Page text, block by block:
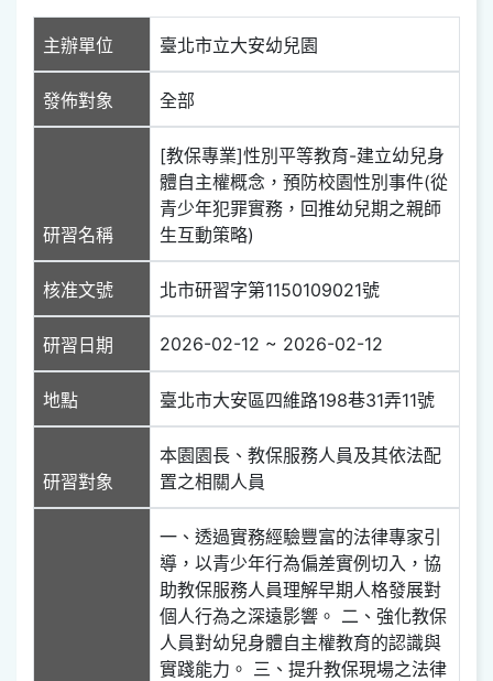
主辦單位 臺北市立大安幼兒園
發佈對象 全部
研習名稱
[教保專業]性別平等教育-建立幼兒身
體自主權概念，預防校園性別事件(從
青少年犯罪實務，回推幼兒期之親師
生互動策略)
核准文號 北市研習字第1150109021號
研習日期 2026-02-12 ~ 2026-02-12
地點 臺北市大安區四維路198巷31弄11號
研習對象
本園園長、教保服務人員及其依法配
置之相關人員
一、透過實務經驗豐富的法律專家引
導，以青少年行為偏差實例切入，協
助教保服務人員理解早期人格發展對
個人行為之深遠影響。 二、強化教保
人員對幼兒身體自主權教育的認識與
實踐能力。 三、提升教保現場之法律